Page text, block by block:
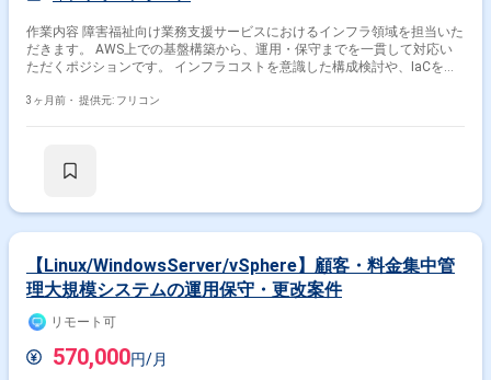
作業内容 障害福祉向け業務支援サービスにおけるインフラ領域を担当いた
だきます。 AWS上での基盤構築から、運用・保守までを一貫して対応い
ただくポジションです。 インフラコストを意識した構成検討や、IaCを用
3ヶ月前・ 提供元: フリコン
【Linux/WindowsServer/vSphere】顧客・料金集中管
理大規模システムの運用保守・更改案件
リモート可
570,000円/月
掛け合わせ条件で絞り込む
職種で絞り込む
Ansible × サーバーエンジニア